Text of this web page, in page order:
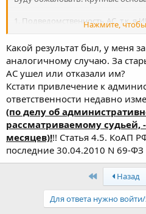
1. Подведомственность АС, т.к. я
2. Ненадлежащий ответчик, я
3. Повестку о дате суда получил
18-00 где вызывали на суд 07.10 в
Далее по мелочам.
Привлекали за несдачу за 2
2007-2009, хотя маня назначили в
Наказали на основании
У меня ни одного документа о
Интересно, что лежит в
Вменяли нарушение сроков
и по 15.5 и по 15.6.
Насколькоя знаю кроме сроков
на привлечение к
выявления нарушения) они
Нажмите,
Какой результат был, у меня
аналогичному случаю. За
АС ушел или отказали им?
Кстати привлечение к
ответственности недавно
(по делу об
рассматриваемому судьей,
месяцев)!!! Статья 4.5. КоАП
последние 30.04.2010 N 69-ФЗ
ПервыйНазад
Для ответа нужно